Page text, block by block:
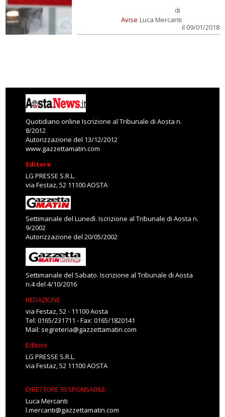
Avise
di
Luca Mercanti
il 09/01/2018
Quotidiano online Iscrizione al Tribunale di Aosta n.
8/2012
Autorizzazione del 13/12/2012
www.gazzettamatin.com
Editore
LG PRESSE S.R.L.
via Festaz, 52 11100 AOSTA
Settimanale del Lunedì. Iscrizione al Tribunale di Aosta n.
9/2002
Autorizzazione del 20/05/2002
Settimanale del Sabato. Iscrizione al Tribunale di Aosta
n.4 del 4/10/2016
REDAZIONE
via Festaz, 52 - 11100 Aosta
Tel: 0165/231711 - Fax: 0165/1820141
Mail: segreteria@gazzettamatin.com
Editore
LG PRESSE S.R.L.
via Festaz, 52 11100 AOSTA
DIRETTORE RESPONSABILE
Luca Mercanti
l.mercanti@gazzettamatin.com